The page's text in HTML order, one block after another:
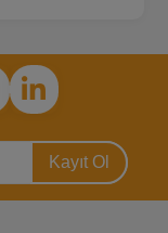
Kayıt Ol